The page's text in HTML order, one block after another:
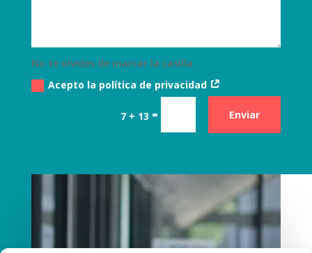
No te olvides de marcar la casilla
Acepto la política de privacidad
7 + 13 = Enviar